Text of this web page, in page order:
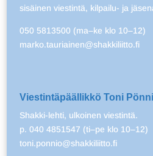
sisäinen viestintä, kilpailu- ja
050 5813500 (ma–ke klo 10–12)
marko.tauriainen@shakkiliitto.fi
Viestintäpäällikkö Toni
Shakki-lehti, ulkoinen viestintä.
p. 040 4851547 (ti–pe klo 10–12)
toni.ponnio@shakkiliitto.fi